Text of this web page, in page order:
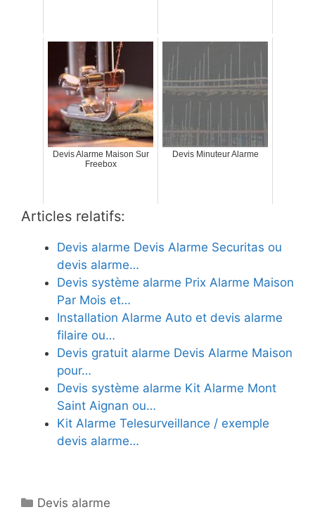
Devis Alarme Maison Sur
Freebox
Devis Minuteur Alarme
Articles relatifs:
Devis alarme Devis Alarme Securitas ou
devis alarme…
Devis système alarme Prix Alarme Maison
Par Mois et…
Installation Alarme Auto et devis alarme
filaire ou…
Devis gratuit alarme Devis Alarme Maison
pour…
Devis système alarme Kit Alarme Mont
Saint Aignan ou…
Kit Alarme Telesurveillance / exemple
devis alarme…
Catégories
Devis alarme